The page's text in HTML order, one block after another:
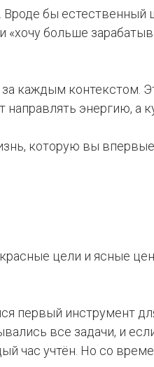
бы естественный
больше
каждым контекстом.
энергию, а
которую вы
цели и ясные
первый инструмент
все задачи, и
час учтён. Но со